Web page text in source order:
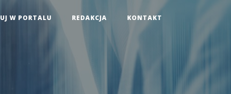
W PORTALU REDAKCJA KONTAKT